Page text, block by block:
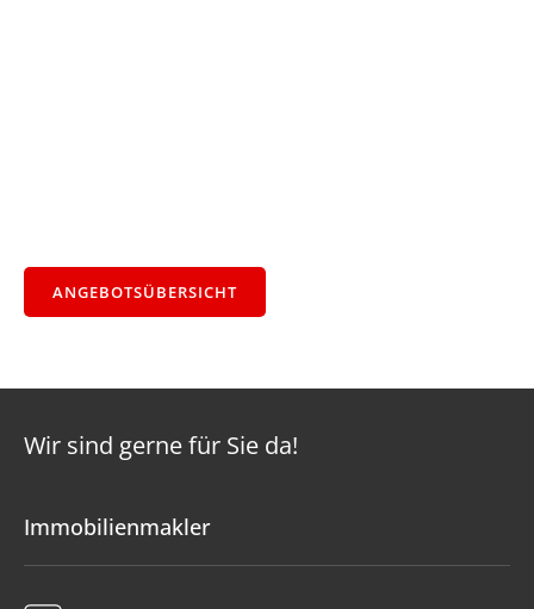
ANGEBOTSÜBERSICHT
Wir sind gerne für Sie da!
Immobilienmakler